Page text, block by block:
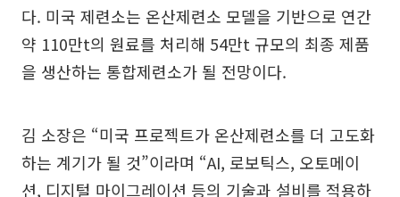
다. 미국 제련소는 온산제련소 모델을 기반으로 연간
약 110만t의 원료를 처리해 54만t 규모의 최종 제품
을 생산하는 통합제련소가 될 전망이다.
김 소장은 “미국 프로젝트가 온산제련소를 더 고도화
하는 계기가 될 것”이라며 “AI, 로보틱스, 오토메이
션, 디지털 마이그레이션 등의 기술과 설비를 적용하